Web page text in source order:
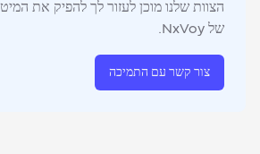
הצוות שלנו מוכן לעזור לך להפיק את
של NxVoy.
צור קשר עם התמיכה